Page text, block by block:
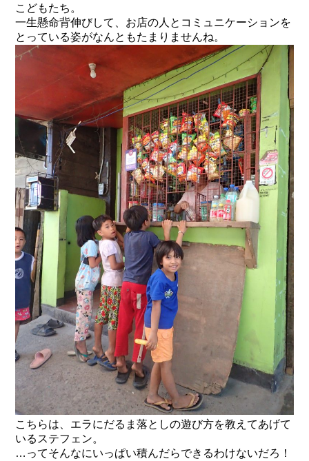
こどもたち。
一生懸命背伸びして、お店の人とコミュニケーションを
とっている姿がなんともたまりませんね。
こちらは、エラにだるま落としの遊び方を教えてあげて
いるステフェン。
…ってそんなにいっぱい積んだらできるわけないだろ！